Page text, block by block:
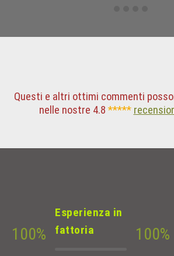
Questi e altri ottimi commenti
nelle nostre 4.8 *****
100%
Esperienza in
fattoria
100%